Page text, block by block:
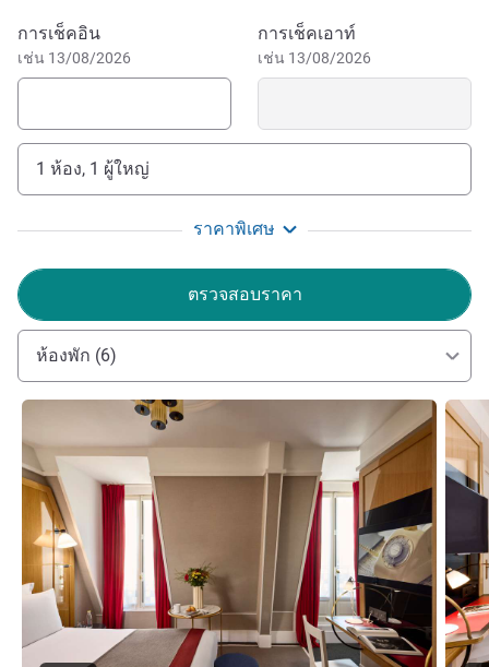
the Grands Boulevards and close to the Opéra Garnier, the
department stores (Galeries Lafayette, Printemps), the
Louvre museum, and sever al theaters, great for going out,
direct access to the main train stations Gare du Nord, Gare
de l'Est, Gare Montparnasse, Gare de Lyon and Gare Saint
Lazare, through the subway lines 8, 9 and 4.
ย่าน Grands Boulevards อันคึกคักและสำคัญทาง
Opera House, โรงภาพยนตร์ Grand Rex, พิพิธภัณฑ์หุ่นขี้ผึ้ง
Musée Grévin, Théâtre du Gymnase, พิพิธภัณฑ์ลูฟร์, มหา
วิหาร Notre-Dame และห้างสรรพสินค้าต่างๆ
Échiquier Opéra Paris ยินดีต้อนรับคุณสู่ปารีส: เติมเต็มชีวิต
ของคุณด้วยการพักผ่อนแบบ Belle Époque ใจกลางย่าน
Grands Boulevards ดื่มด่ำกับการเข้าพักที่น่าจดจำไปกับทีม
งานที่เป็นมิตรของเรา ในโรงแรมอันเงียบสงบ
Quentin Rigal ฝ่ายบริหารโรงแรม
จองโรงแรมนี้
การเช็คอิน
เช่น 13/08/2026
การเช็คเอาท์
เช่น 13/08/2026
1 ห้อง, 1 ผู้ใหญ่
ราคาพิเศษ
ตรวจสอบราคา
ห้องพัก (6)
ดูรายละเอียด ดูราย